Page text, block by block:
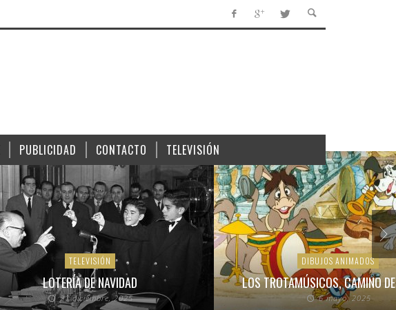
PUBLICIDAD CONTACTO TELEVISIÓN
TELEVISIÓN
LOTERÍA DE NAVIDAD
21 diciembre, 2025
DIBUJOS ANIMADOS
LOS TROTAMÚSICOS, CAMINO
6 mayo, 2025